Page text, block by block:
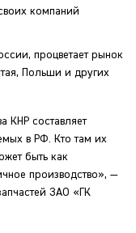
компаний
процветает рынок
Польши и других
КНР составляет
в РФ. Кто там их
быть как
производство», —
ЗАО «ГК